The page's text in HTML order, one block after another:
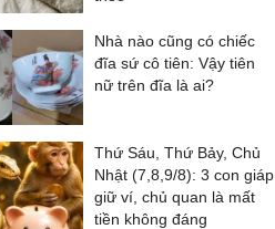
Nhà nào cũng có chiếc
đĩa sứ cô tiên: Vậy tiên
nữ trên đĩa là ai?
Thứ Sáu, Thứ Bảy, Chủ
Nhật (7,8,9/8): 3 con giáp
giữ ví, chủ quan là mất
tiền không đáng